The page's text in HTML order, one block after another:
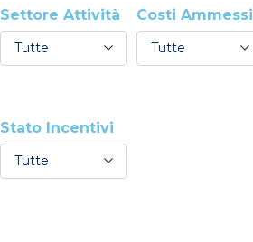
Settore Attività
Tutte
Costi Ammessi
Tutte
Stato Incentivi
Tutte